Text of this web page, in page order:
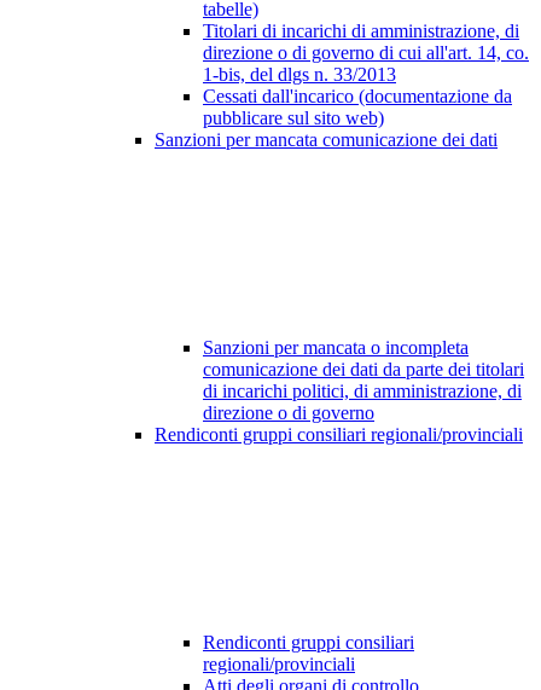
tabelle)
Titolari di incarichi di amministrazione, di
direzione o di governo di cui all'art. 14, co.
1-bis, del dlgs n. 33/2013
Cessati dall'incarico (documentazione da
pubblicare sul sito web)
Sanzioni per mancata comunicazione dei dati
Sanzioni per mancata o incompleta
comunicazione dei dati da parte dei titolari
di incarichi politici, di amministrazione, di
direzione o di governo
Rendiconti gruppi consiliari regionali/provinciali
Rendiconti gruppi consiliari
regionali/provinciali